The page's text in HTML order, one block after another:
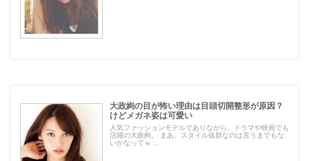
大政絢の目が怖い理由は目頭切開整形が原因？
けどメガネ姿は可愛い
人気ファッションモデルでありながら、ドラマや映画でも
活躍の大政絢。 まあ、スタイル抜群なのは言うまでもな
いかなってｗ ...